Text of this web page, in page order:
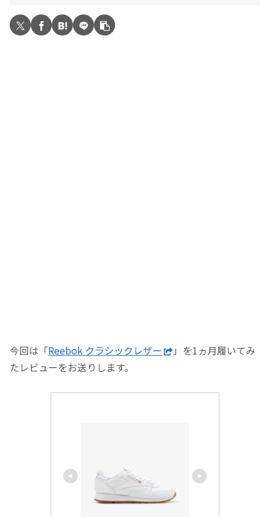
今回は「Reebok クラシックレザー
」を1ヵ月履いてみ
たレビューをお送りします。